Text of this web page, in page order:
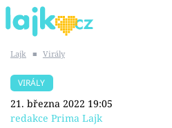
SHOPAHOLICADEL
Lajk ■ Virály
VIRÁLY
21. března 2022 19:05
redakce Prima Lajk